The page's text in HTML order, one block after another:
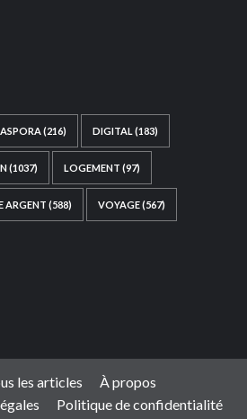
(216) DIGITAL (183)
(1037) LOGEMENT (97)
ARGENT (588) VOYAGE(567)
les articles
À propos
Politique de confidentialité